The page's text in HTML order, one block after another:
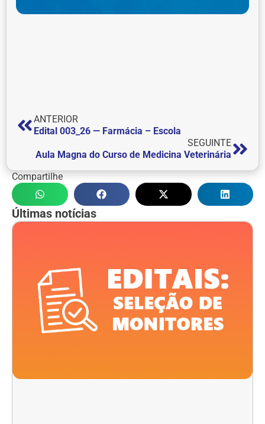
ANTERIOR
Edital 003_26 — Farmácia – Escola
SEGUINTE
Aula Magna do Curso de Medicina Veterinária
Compartilhe
Últimas notícias